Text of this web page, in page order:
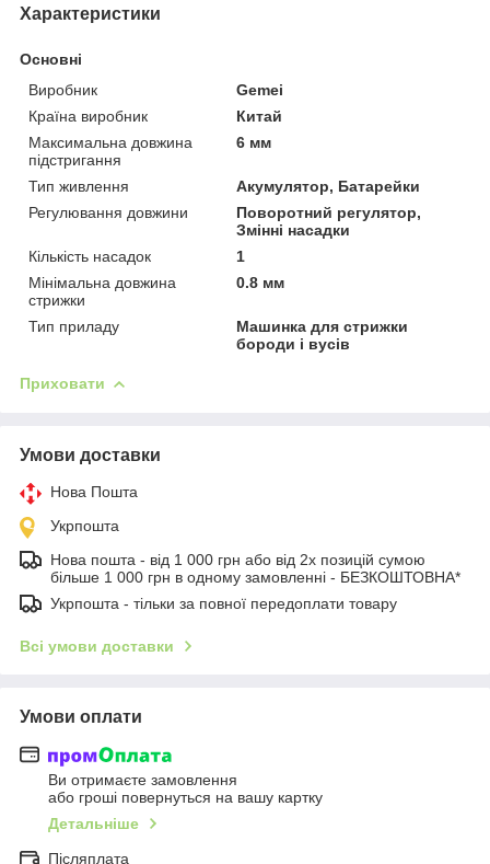
Характеристики
Основні
Виробник
Gemei
Країна виробник
Китай
Максимальна довжина
підстригання
6 мм
Тип живлення
Акумулятор, Батарейки
Регулювання довжини
Поворотний регулятор,
Змінні насадки
Кількість насадок
1
Мінімальна довжина
стрижки
0.8 мм
Тип приладу
Машинка для стрижки
бороди і вусів
Приховати
Умови доставки
Нова Пошта
Укрпошта
Нова пошта - від 1 000 грн або від 2х позицій сумою
більше 1 000 грн в одному замовленні - БЕЗКОШТОВНА*
Укрпошта - тільки за повної передоплати товару
Всі умови доставки
Умови оплати
Ви отримаєте замовлення
або гроші повернуться на вашу картку
Детальніше
Післяплата